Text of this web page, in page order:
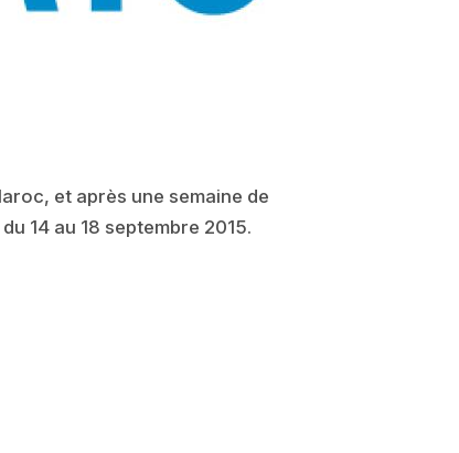
et après une semaine de
14 au 18 septembre 2015.